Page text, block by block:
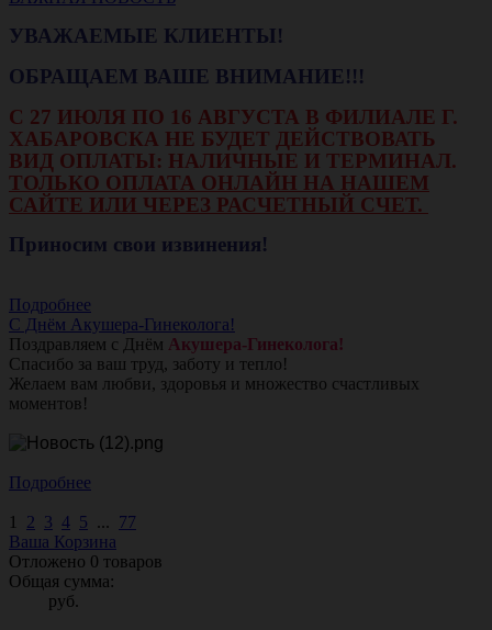
УВАЖАЕМЫЕ КЛИЕНТЫ!
ОБРАЩАЕМ ВАШЕ ВНИМАНИЕ!!!
С 27 ИЮЛЯ ПО 16 АВГУСТА В ФИЛИАЛЕ Г.
ХАБАРОВСКА НЕ БУДЕТ ДЕЙСТВОВАТЬ
ВИД ОПЛАТЫ: НАЛИЧНЫЕ И ТЕРМИНАЛ.
ТОЛЬКО ОПЛАТА ОНЛАЙН НА НАШЕМ
САЙТЕ ИЛИ ЧЕРЕЗ РАСЧЕТНЫЙ СЧЕТ.
Приносим свои извинения!
Подробнее
С Днём Акушера-Гинеколога!
Поздравляем с Днём Акушера-Гинеколога!
Спасибо за ваш труд, заботу и тепло!
Желаем вам любви, здоровья и множество счастливых
моментов!
Подробнее
1 2 3 4 5 ... 77
Ваша Корзина
Отложено 0 товаров
Общая сумма:
руб.